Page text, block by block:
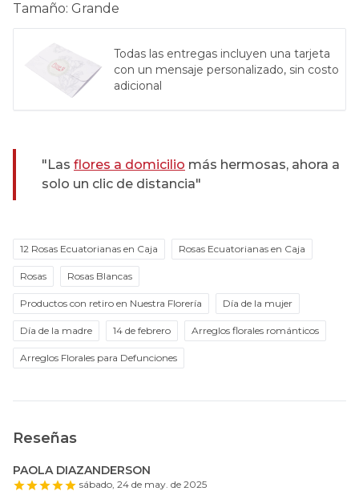
Tamaño: Grande
Todas las entregas incluyen una tarjeta
con un mensaje personalizado, sin costo
adicional
"Las flores a domicilio más hermosas, ahora a
solo un clic de distancia"
12 Rosas Ecuatorianas en Caja Rosas Ecuatorianas en Caja
Rosas Rosas Blancas
Productos con retiro en Nuestra Florería Día de la mujer
Día de la madre 14 de febrero Arreglos florales románticos
Arreglos Florales para Defunciones
Reseñas
PAOLA DIAZANDERSON
sábado, 24 de may. de 2025